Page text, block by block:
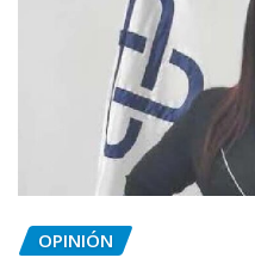
OPINIÓN